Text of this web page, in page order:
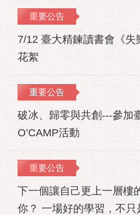
重要公告
7/12 臺大精鍊讀書會《失
花絮
重要公告
破冰、歸零與共創---參加
O’CAMP活動
重要公告
下一個讓自己更上一層樓
你？ 一場好的學習，不